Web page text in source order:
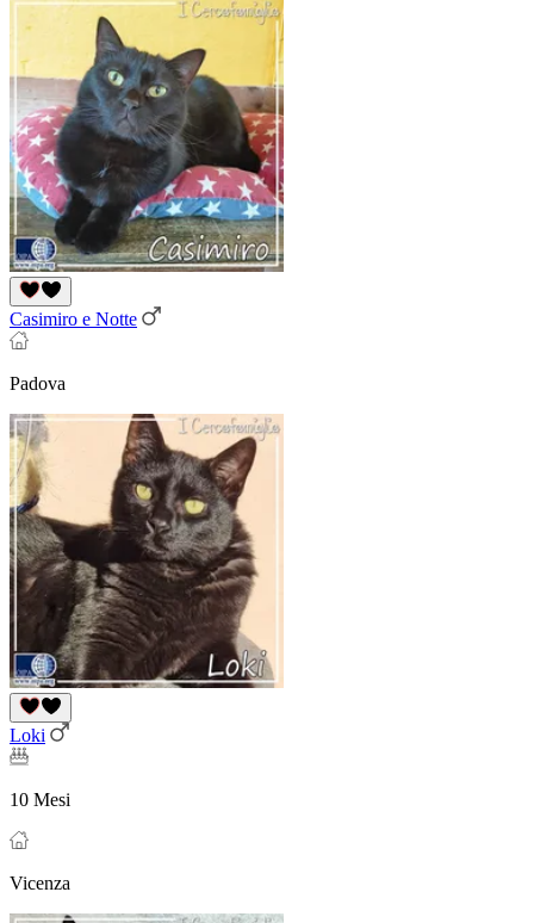
Casimiro e Notte
Padova
Loki
10 Mesi
Vicenza